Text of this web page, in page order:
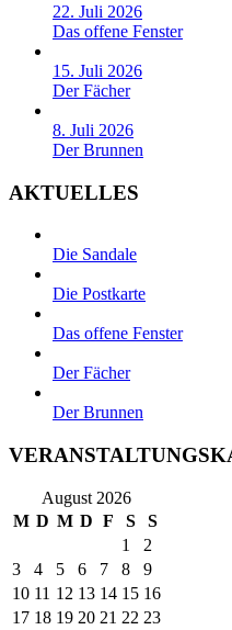
22. Juli 2026
Das offene Fenster
15. Juli 2026
Der Fächer
8. Juli 2026
Der Brunnen
AKTUELLES
Die Sandale
Die Postkarte
Das offene Fenster
Der Fächer
Der Brunnen
August 2026
M D M D F S S
1
2
3
4 5 6 7 8
9
10 11 12 13 14 15 16
17 18 19 20 21 22 23